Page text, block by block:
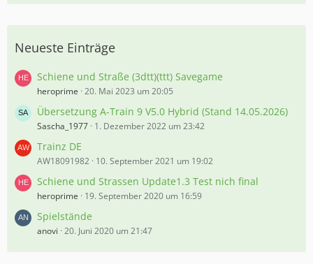
Neueste Einträge
Schiene und Straße (3dtt)(ttt) Savegame
heroprime 20. Mai 2023 um 20:05
Übersetzung A-Train 9 V5.0 Hybrid (Stand 14.05.2026)
Sascha_1977 1. Dezember 2022 um 23:42
Trainz DE
AW18091982 10. September 2021 um 19:02
Schiene und Strassen Update1.3 Test nich final
heroprime 19. September 2020 um 16:59
Spielstände
anovi 20. Juni 2020 um 21:47